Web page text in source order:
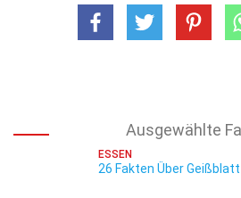
Ausgewählte
ESSEN
26 Fakten Über Geißblatt